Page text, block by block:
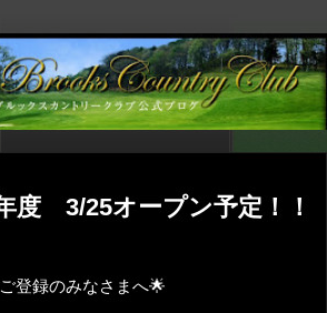
3/25オープン予定！！
登録のみなさまへ🌟